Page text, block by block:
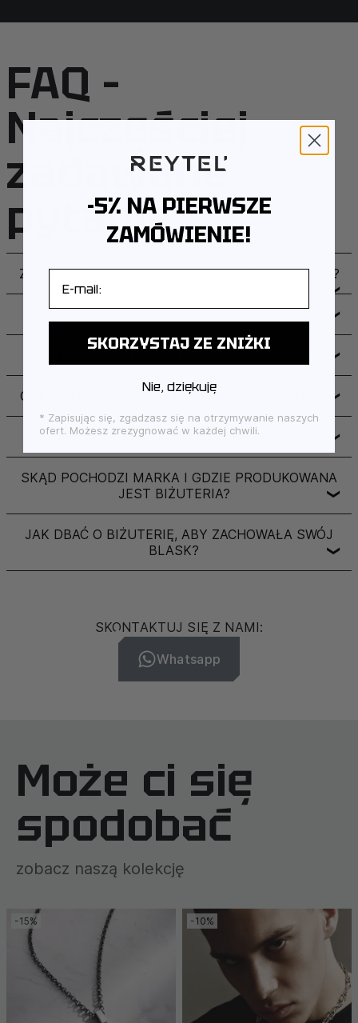
Królestwo, i Moc, i Chwała na wieki wieków. Amen."
Ta bransoleta przypomina właścicielowi o sile wiary i
niezmiennej obecności Boga w jego życiu. "THE
LORD'S PRAYER" to osobisty amulet, który pomaga
odnaleźć harmonię, siłę i pewność siebie każdego dnia.
FAQ –
Najczęściej
zadawane
pytania
Z JAKIEGO METALU WYKONANA JEST BIŻUTERIA?
❯
JAK PAKUJEMY PRODUKTY? ❯
❯
CZY MOGĘ ZWRÓCIĆ LUB WYMIENIĆ PRODUKT? ❯
JAK WYGLĄDA DOSTAWA I ILE TRWA? ❯
SKĄD POCHODZI MARKA I GDZIE PRODUKOWANA
JEST BIŻUTERIA?
❯
JAK DBAĆ O BIŻUTERIĘ, ABY ZACHOWAŁA SWÓJ
BLASK?
❯
SKONTAKTUJ SIĘ Z NAMI:
Whatsapp
Może ci się
spodobać
zobacz naszą kolekcję
-15% -10%
-5% NA PIERWSZE
ZAMÓWIENIE!
SKORZYSTAJ ZE ZNIŻKI
Nie, dziękuję
* Zapisując się, zgadzasz się na otrzymywanie naszych
ofert. Możesz zrezygnować w każdej chwili.